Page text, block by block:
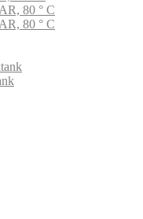
80 ° C
80 ° C